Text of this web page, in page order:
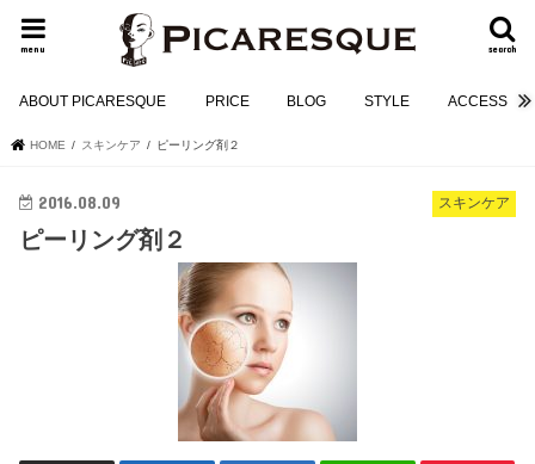
search
menu
ABOUT PICARESQUE PRICE BLOG STYLE ACCESS
HOME スキンケア ピーリング剤２
スキンケア
2016.08.09
ピーリング剤２